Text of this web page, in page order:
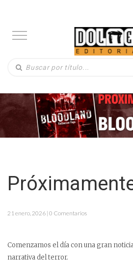
21 enero, 2026 | 0 Comentarios
Comenzamos el día con una gran
narrativa del terror.